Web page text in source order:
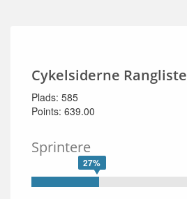
Cykelsiderne Rangliste
Plads: 585
Points: 639.00
Sprintere
27%